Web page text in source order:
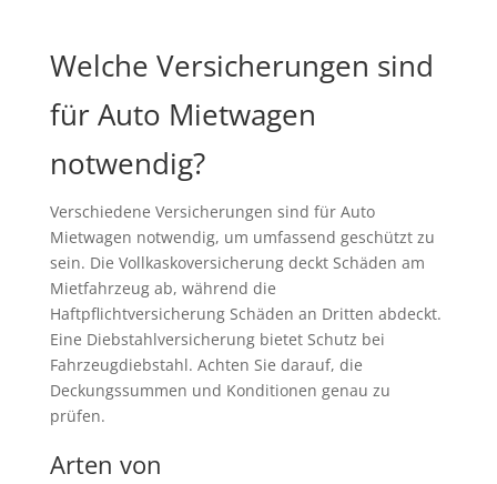
Welche Versicherungen sind
für Auto Mietwagen
notwendig?
Verschiedene Versicherungen sind für Auto
Mietwagen notwendig, um umfassend geschützt zu
sein. Die Vollkaskoversicherung deckt Schäden am
Mietfahrzeug ab, während die
Haftpflichtversicherung Schäden an Dritten abdeckt.
Eine Diebstahlversicherung bietet Schutz bei
Fahrzeugdiebstahl. Achten Sie darauf, die
Deckungssummen und Konditionen genau zu
prüfen.
Arten von